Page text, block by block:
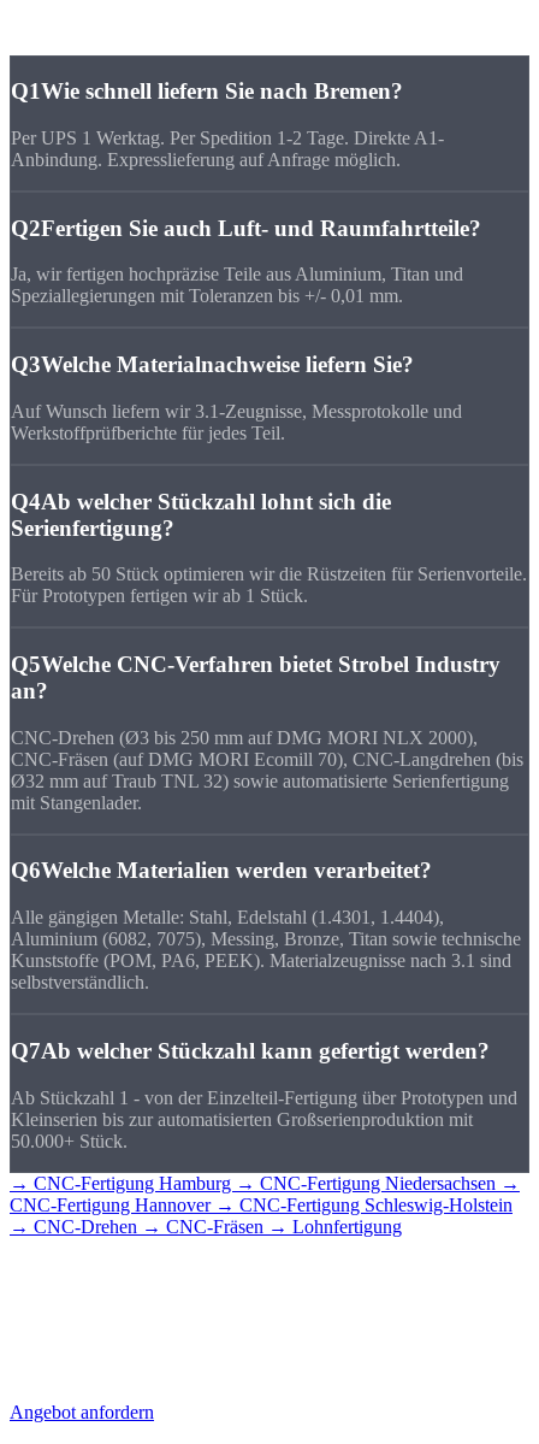
Q1Wie schnell liefern Sie nach Bremen?
Per UPS 1 Werktag. Per Spedition 1-2 Tage. Direkte A1-
Anbindung. Expresslieferung auf Anfrage möglich.
Q2Fertigen Sie auch Luft- und Raumfahrtteile?
Ja, wir fertigen hochpräzise Teile aus Aluminium, Titan und
Speziallegierungen mit Toleranzen bis +/- 0,01 mm.
Q3Welche Materialnachweise liefern Sie?
Auf Wunsch liefern wir 3.1-Zeugnisse, Messprotokolle und
Werkstoffprüfberichte für jedes Teil.
Q4Ab welcher Stückzahl lohnt sich die
Serienfertigung?
Bereits ab 50 Stück optimieren wir die Rüstzeiten für Serienvorteile.
Für Prototypen fertigen wir ab 1 Stück.
Q5Welche CNC-Verfahren bietet Strobel Industry
an?
CNC-Drehen (Ø3 bis 250 mm auf DMG MORI NLX 2000),
CNC-Fräsen (auf DMG MORI Ecomill 70), CNC-Langdrehen (bis
Ø32 mm auf Traub TNL 32) sowie automatisierte Serienfertigung
mit Stangenlader.
Q6Welche Materialien werden verarbeitet?
Alle gängigen Metalle: Stahl, Edelstahl (1.4301, 1.4404),
Aluminium (6082, 7075), Messing, Bronze, Titan sowie technische
Kunststoffe (POM, PA6, PEEK). Materialzeugnisse nach 3.1 sind
selbstverständlich.
Q7Ab welcher Stückzahl kann gefertigt werden?
Ab Stückzahl 1 - von der Einzelteil-Fertigung über Prototypen und
Kleinserien bis zur automatisierten Großserienproduktion mit
50.000+ Stück.
→ CNC-Fertigung Hamburg → CNC-Fertigung Niedersachsen →
CNC-Fertigung Hannover → CNC-Fertigung Schleswig-Holstein
→ CNC-Drehen → CNC-Fräsen → Lohnfertigung
Angebot anfordern